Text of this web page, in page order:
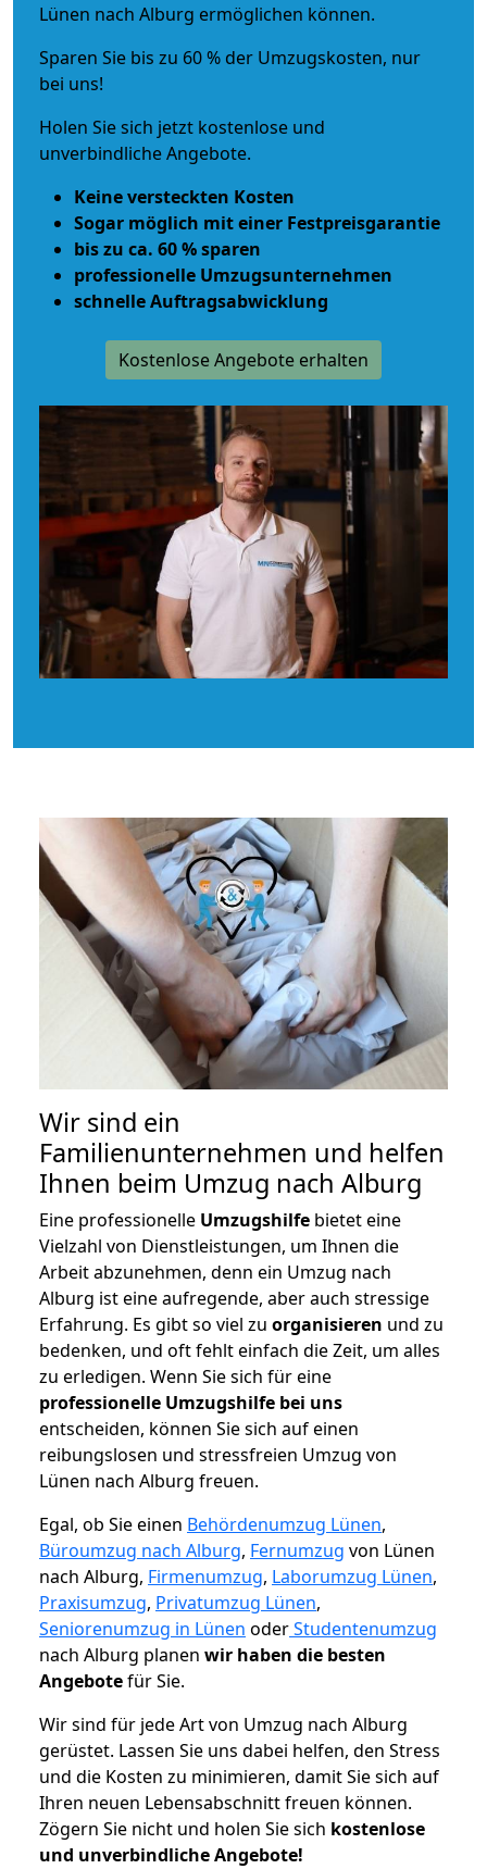
Lünen nach Alburg ermöglichen können.
Sparen Sie bis zu 60 % der Umzugskosten, nur
bei uns!
Holen Sie sich jetzt kostenlose und
unverbindliche Angebote.
Keine versteckten Kosten
Sogar möglich mit einer Festpreisgarantie
bis zu ca. 60 % sparen
professionelle Umzugsunternehmen
schnelle Auftragsabwicklung
Kostenlose Angebote erhalten
Wir sind ein
Familienunternehmen und helfen
Ihnen beim Umzug nach Alburg
Eine professionelle Umzugshilfe bietet eine
Vielzahl von Dienstleistungen, um Ihnen die
Arbeit abzunehmen, denn ein Umzug nach
Alburg ist eine aufregende, aber auch stressige
Erfahrung. Es gibt so viel zu organisieren und zu
bedenken, und oft fehlt einfach die Zeit, um alles
zu erledigen. Wenn Sie sich für eine
professionelle Umzugshilfe bei uns
entscheiden, können Sie sich auf einen
reibungslosen und stressfreien Umzug von
Lünen nach Alburg freuen.
Egal, ob Sie einen Behördenumzug Lünen,
Büroumzug nach Alburg, Fernumzug von Lünen
nach Alburg, Firmenumzug, Laborumzug Lünen,
Praxisumzug, Privatumzug Lünen,
Seniorenumzug in Lünen oderStudentenumzug
nach Alburg planen wir haben die besten
Angebotefür Sie.
Wir sind für jede Art von Umzug nach Alburg
gerüstet. Lassen Sie uns dabei helfen, den Stress
und die Kosten zu minimieren, damit Sie sich auf
Ihren neuen Lebensabschnitt freuen können.
Zögern Sie nicht und holen Sie sich kostenlose
und unverbindliche Angebote!